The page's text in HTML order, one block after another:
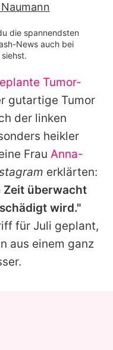
die spannendsten
News auch bei
Tumor-
gutartige Tumor
der linken
heikler
Frau Anna-
erklärten:
Zeit überwacht
wird."
für Juli geplant,
aus einem ganz